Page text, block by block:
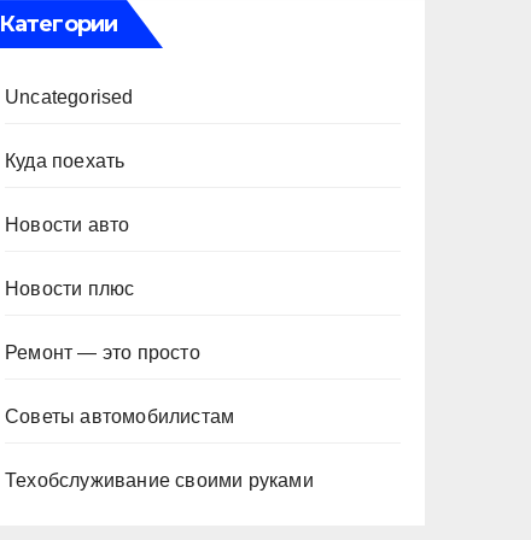
Категории
Uncategorised
Куда поехать
Новости авто
Новости плюс
Ремонт — это просто
Советы автомобилистам
Техобслуживание своими руками